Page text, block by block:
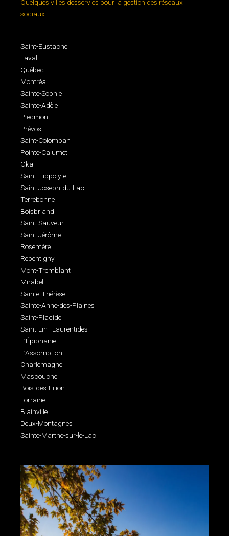
Quelques villes desservies pour la gestion des réseaux
sociaux
Saint-Eustache
Laval
Québec
Montréal
Sainte-Sophie
Sainte-Adèle
Piedmont
Prévost
Saint-Colomban
Pointe-Calumet
Oka
Saint-Hippolyte
Saint-Joseph-du-Lac
Terrebonne
Boisbriand
Saint-Sauveur
Saint-Jérôme
Rosemère
Repentigny
Mont-Tremblant
Mirabel
Sainte-Thérèse
Sainte-Anne-des-Plaines
Saint-Placide
Saint-Lin–Laurentides
L’Épiphanie
L’Assomption
Charlemagne
Mascouche
Bois-des-Filion
Lorraine
Blainville
Deux-Montagnes
Sainte-Marthe-sur-le-Lac